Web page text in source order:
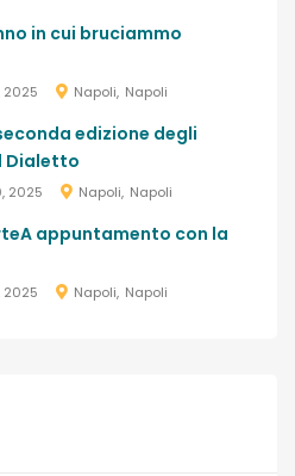
in cui bruciammo
2025 Napoli Napoli
edizione degli
Dialetto
2025 Napoli Napoli
appuntamento con la
2025 Napoli Napoli